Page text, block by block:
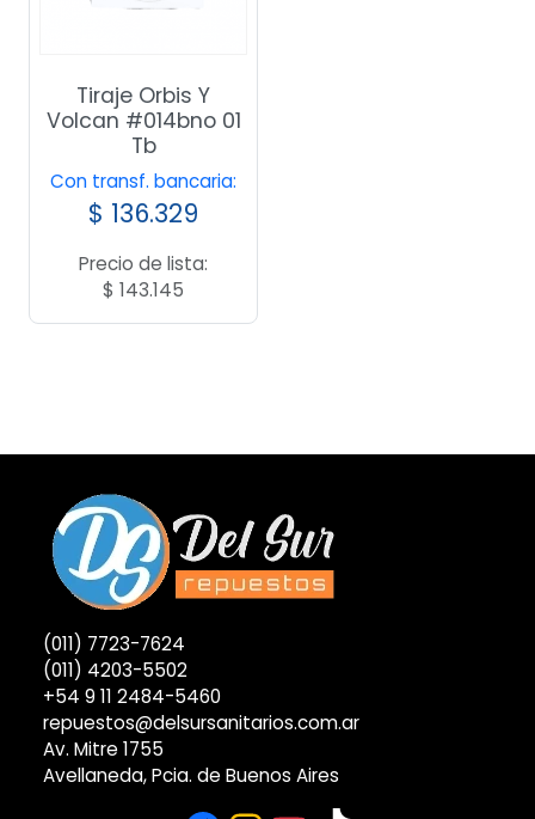
Tiraje Orbis Y
Volcan #014bno 01
Tb
Con transf. bancaria:
$ 136.329
Precio de lista:
$ 143.145
(011) 7723-7624
(011) 4203-5502
+54 9 11 2484-5460
repuestos@delsursanitarios.com.ar
Av. Mitre 1755
Avellaneda, Pcia. de Buenos Aires